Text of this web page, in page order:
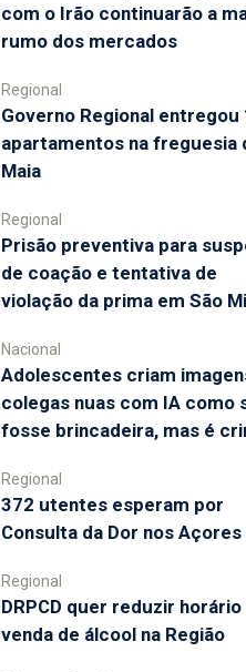
com o Irão continuarão a
rumo dos mercados
Regional
Governo Regional entregou
apartamentos na freguesia
Maia
Regional
Prisão preventiva para
de coação e tentativa de
violação da prima em São
Nacional
Adolescentes criam
colegas nuas com IA como
fosse brincadeira, mas é
Regional
372 utentes esperam por
Consulta da Dor nos Açores
Regional
DRPCD quer reduzir horário
venda de álcool na Região